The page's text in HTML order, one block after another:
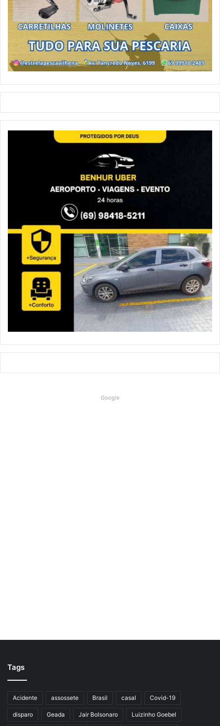
Google
Tags
Acidente assossete Brasil casal Covid-19
disparo Geada Jair Bolsonaro Luizinho Goebel